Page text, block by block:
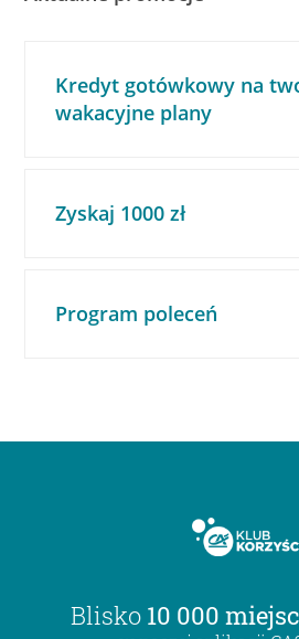
Kredyt gotówkowy na
wakacyjne plany
Zyskaj 1000 zł
Program poleceń
Blisko 10 000 miejsc